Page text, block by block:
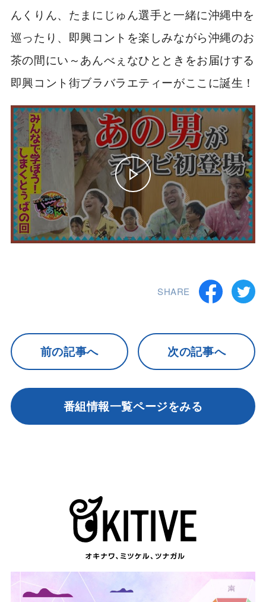
んくりん、たまにじゅん選手と一緒に沖縄中を
巡ったり、即興コントを楽しみながら沖縄のお
茶の間にい～あんべぇなひとときをお届けする
即興コント街ブラバラエティーがここに誕生！
SHARE
前の記事へ 次の記事へ
番組情報一覧ページをみる